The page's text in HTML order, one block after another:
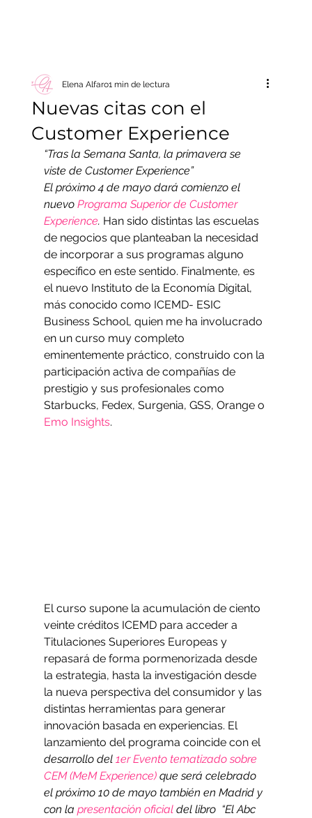
Nuevas citas con el
Customer Experience
Elena Alfaro1 min de lectura
“Tras la Semana Santa, la primavera se
viste de Customer Experience”
El próximo 4 de mayo dará comienzo el
nuevo Programa Superior de Customer
Experience. Han sido distintas las escuelas
de negocios que planteaban la necesidad
de incorporar a sus programas alguno
específico en este sentido. Finalmente, es
el nuevo Instituto de la Economía Digital,
más conocido como ICEMD- ESIC
Business School, quien me ha involucrado
en un curso muy completo
eminentemente práctico, construido con la
participación activa de compañías de
prestigio y sus profesionales como
Starbucks, Fedex, Surgenia, GSS, Orange o
Emo Insights.
El curso supone la acumulación de ciento
veinte créditos ICEMD para acceder a
Titulaciones Superiores Europeas y
repasará de forma pormenorizada desde
la estrategia, hasta la investigación desde
la nueva perspectiva del consumidor y las
distintas herramientas para generar
innovación basada en experiencias. El
lanzamiento del programa coincide con el
desarrollo del 1er Evento tematizado sobre
CEM (MeM Experience) que será celebrado
el próximo 10 de mayo también en Madrid y
con la presentación oficial del libro  “El Abc